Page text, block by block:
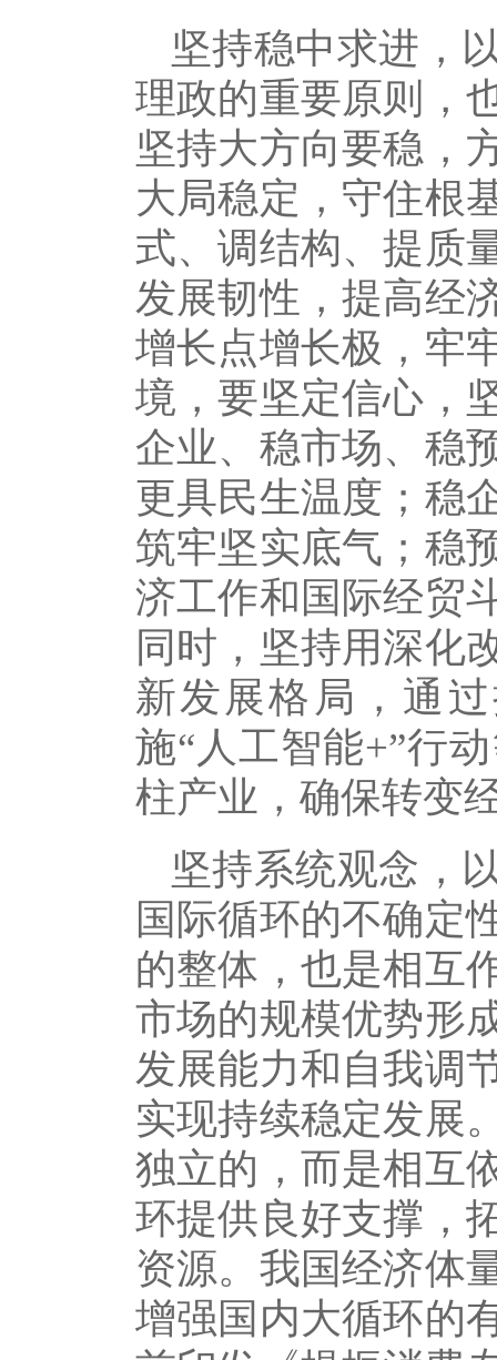
坚持稳中求进，
理政的重要原则，
坚持大方向要稳，
大局稳定，守住根
式、调结构、提质
发展韧性，提高经
增长点增长极，牢
境，要坚定信心，
企业、稳市场、稳
更具民生温度；稳
筑牢坚实底气；稳
济工作和国际经贸
同时，坚持用深化
新发展格局，通
施“人工智能+”行
柱产业，确保转变
坚持系统观念，
国际循环的不确定
的整体，也是相互
市场的规模优势形
发展能力和自我调
实现持续稳定发展
独立的，而是相互
环提供良好支撑，
资源。我国经济体
增强国内大循环的